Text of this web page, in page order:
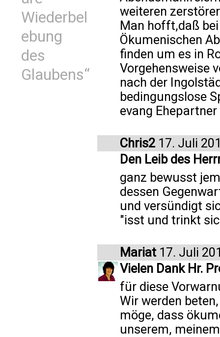
Wiederbel
ebung
des
Glaubens“
weiteren
Man hofft,daß
Ökumenischen
finden um es in
Vorgehensweise
nach der
bedingungslose
evang
Chris2 17. Juli
Den Leib des
ganz bewusst
dessen
und versündigt
"isst und trinkt
Mariat17. Juli
Vielen Dank Hr.
für diese
Wir werden
möge, dass
unserem,